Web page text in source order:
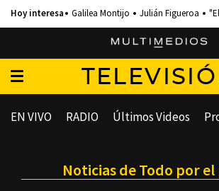
Galilea Montijo Julián Figueroa
EN VIVO RADIO Últimos Videos
Noticias de Todo por